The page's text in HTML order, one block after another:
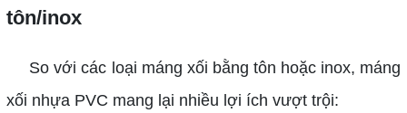
tôn/inox
So với các loại máng xối bằng tôn hoặc inox, máng
xối nhựa PVC mang lại nhiều lợi ích vượt trội: